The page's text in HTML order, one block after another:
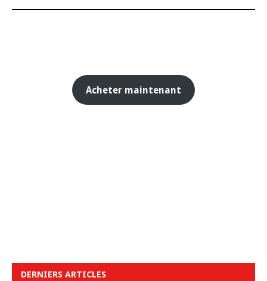
Acheter maintenant
DERNIERS ARTICLES